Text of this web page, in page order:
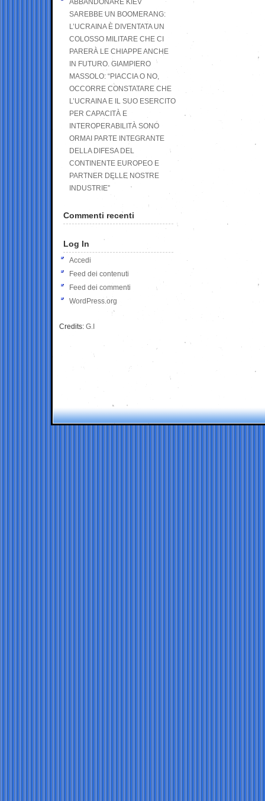
ABBANDONARE KIEV
SAREBBE UN BOOMERANG:
L’UCRAINA È DIVENTATA UN
COLOSSO MILITARE CHE CI
PARERÀ LE CHIAPPE ANCHE
IN FUTURO. GIAMPIERO
MASSOLO: “PIACCIA O NO,
OCCORRE CONSTATARE CHE
L’UCRAINA E IL SUO ESERCITO
PER CAPACITÀ E
INTEROPERABILITÀ SONO
ORMAI PARTE INTEGRANTE
DELLA DIFESA DEL
CONTINENTE EUROPEO E
PARTNER DELLE NOSTRE
INDUSTRIE”
Commenti recenti
Log In
Accedi
Feed dei contenuti
Feed dei commenti
WordPress.org
Credits: G.I